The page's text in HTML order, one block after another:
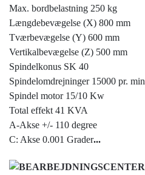
Max. bordbelastning 250 kg
Længdebevægelse (X) 800 mm
Tværbevægelse (Y) 600 mm
Vertikalbevægelse (Z) 500 mm
Spindelkonus SK 40
Spindelomdrejninger 15000 pr. min
Spindel motor 15/10 Kw
Total effekt 41 KVA
A-Akse +/- 110 degree
C: Akse 0.001 Grader...